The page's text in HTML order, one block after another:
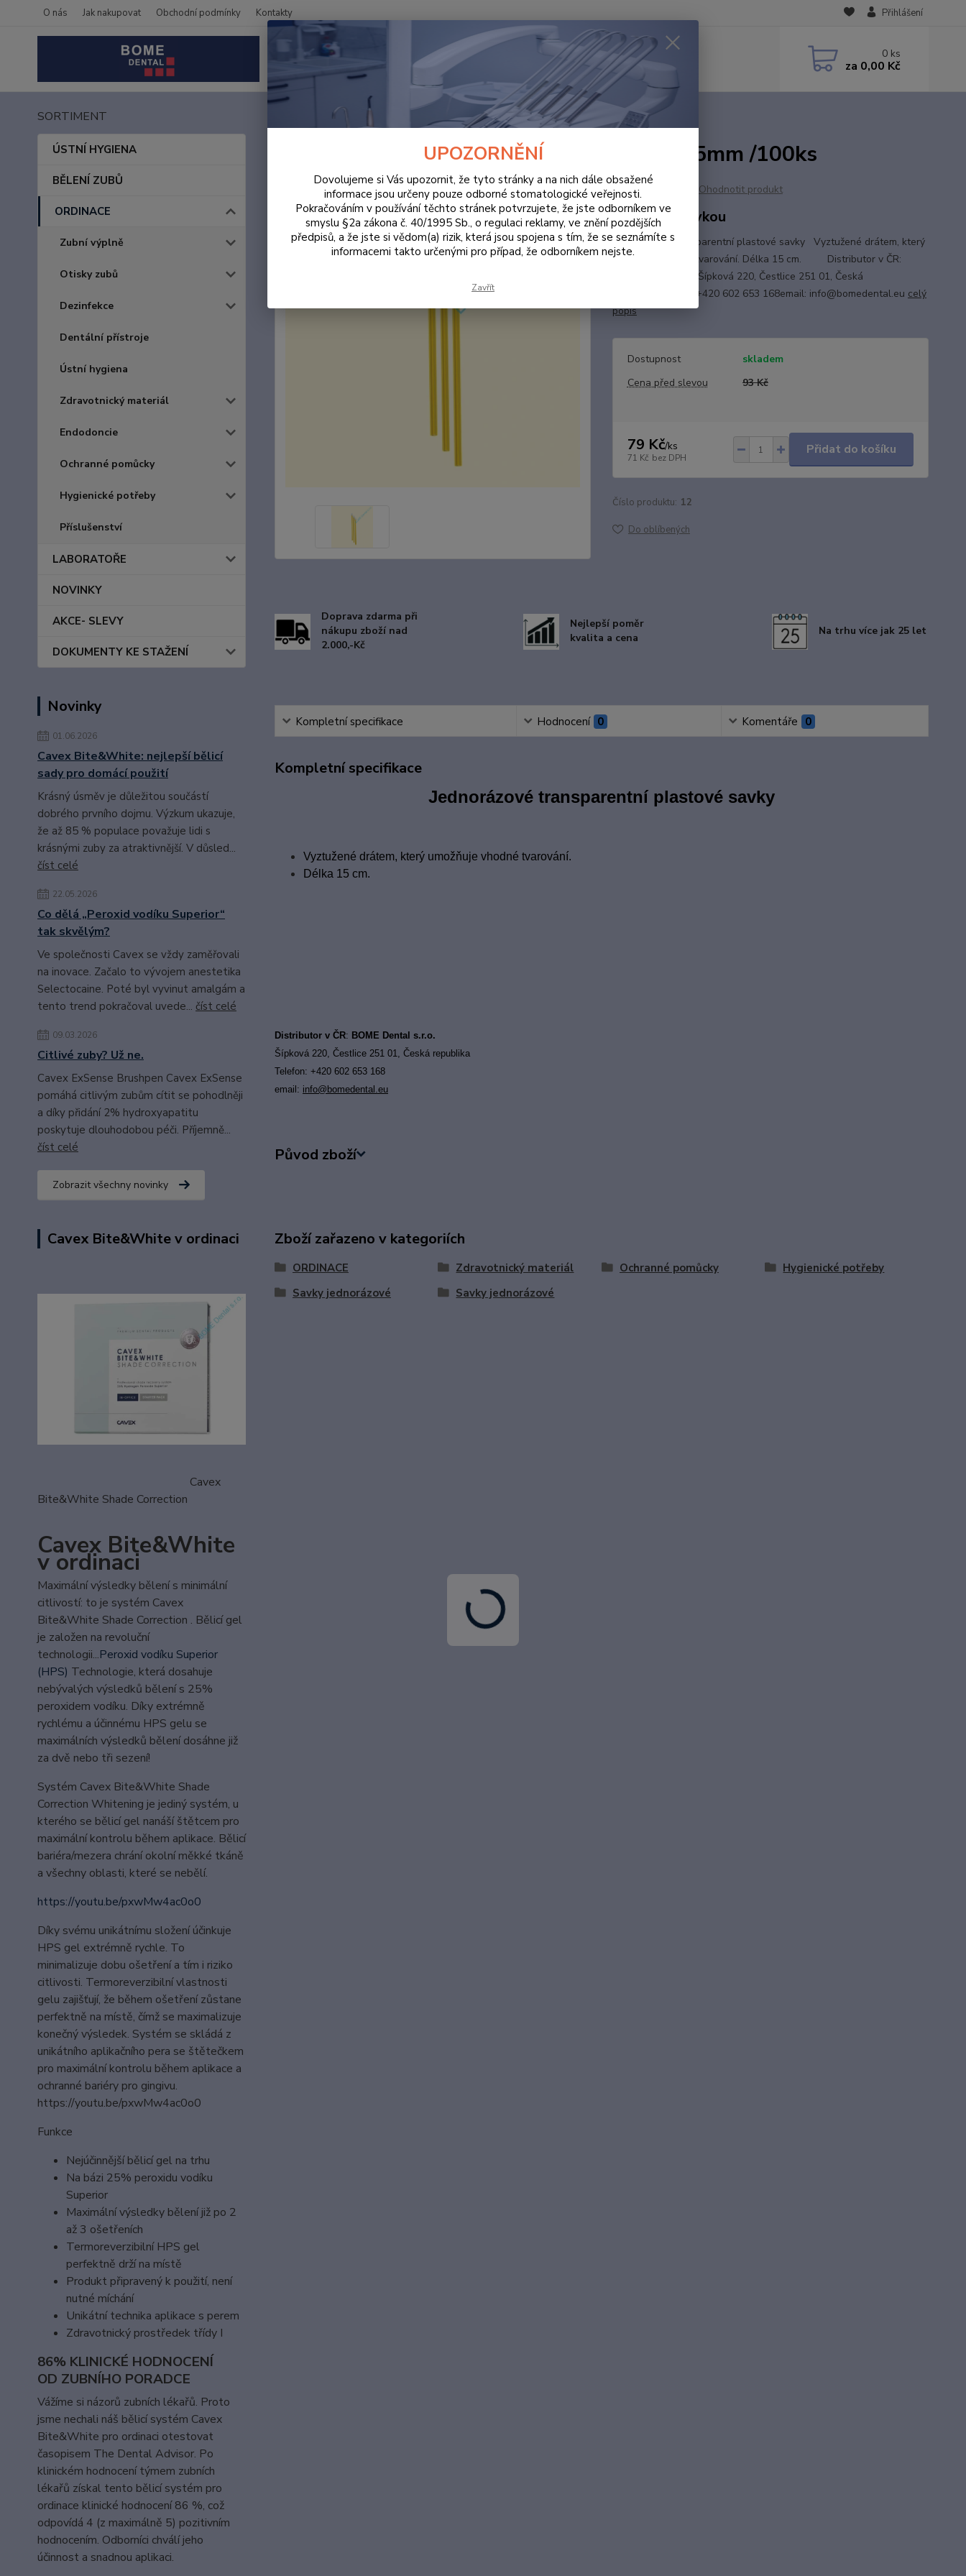
O nás Jak nakupovat Obchodní podmínky Kontakty Přihlášení
0 ks
za 0,00 Kč
SORTIMENT
ÚSTNÍ HYGIENA
BĚLENÍ ZUBŮ
ORDINACE
Zubní výplně
Otisky zubů
Dezinfekce
Dentální přístroje
Ústní hygiena
Zdravotnický materiál
Endodoncie
Ochranné pomůcky
Hygienické potřeby
Příslušenství
LABORATOŘE
NOVINKY
AKCE- SLEVY
DOKUMENTY KE STAŽENÍ
Novinky
01.06.2026
Cavex Bite&White: nejlepší bělicí
sady pro domácí použití
Krásný úsměv je důležitou součástí
dobrého prvního dojmu. Výzkum ukazuje,
že až 85 % populace považuje lidi s
krásnými zuby za atraktivnější. V důsled...
číst celé
22.05.2026
Co dělá „Peroxid vodíku Superior“
tak skvělým?
Ve společnosti Cavex se vždy zaměřovali
na inovace. Začalo to vývojem anestetika
Selectocaine. Poté byl vyvinut amalgám a
tento trend pokračoval uvede... číst celé
09.03.2026
Citlivé zuby? Už ne.
Cavex ExSense Brushpen Cavex ExSense
pomáhá citlivým zubům cítit se pohodlněji
a díky přidání 2% hydroxyapatitu
poskytuje dlouhodobou péči. Příjemně...
číst celé
Zobrazit všechny novinky
Cavex Bite&White v ordinaci
Cavex
Bite&White Shade Correction
Cavex Bite&White
v ordinaci
Maximální výsledky bělení s minimální
citlivostí: to je systém Cavex
Bite&White Shade Correction . Bělicí gel
je založen na revoluční
technologii...Peroxid vodíku Superior
(HPS) Technologie, která dosahuje
nebývalých výsledků bělení s 25%
peroxidem vodíku. Díky extrémně
rychlému a účinnému HPS gelu se
maximálních výsledků bělení dosáhne již
za dvě nebo tři sezení!
Systém Cavex Bite&White Shade
Correction Whitening je jediný systém, u
kterého se bělicí gel nanáší štětcem pro
maximální kontrolu během aplikace. Bělicí
bariéra/mezera chrání okolní měkké tkáně
a všechny oblasti, které se nebělí.
https://youtu.be/pxwMw4ac0o0
Díky svému unikátnímu složení účinkuje
HPS gel extrémně rychle. To
minimalizuje dobu ošetření a tím i riziko
citlivosti. Termoreverzibilní vlastnosti
gelu zajišťují, že během ošetření zůstane
perfektně na místě, čímž se maximalizuje
konečný výsledek. Systém se skládá z
unikátního aplikačního pera se štětečkem
pro maximální kontrolu během aplikace a
ochranné bariéry pro gingivu.
https://youtu.be/pxwMw4ac0o0
Funkce
Nejúčinnější bělicí gel na trhu
Na bázi 25% peroxidu vodíku
Superior
Maximální výsledky bělení již po 2
až 3 ošetřeních
Termoreverzibilní HPS gel
perfektně drží na místě
Produkt připravený k použití, není
nutné míchání
Unikátní technika aplikace s perem
Zdravotnický prostředek třídy I
86% KLINICKÉ HODNOCENÍ
OD ZUBNÍHO PORADCE
Vážíme si názorů zubních lékařů. Proto
jsme nechali náš bělicí systém Cavex
Bite&White pro ordinaci otestovat
časopisem The Dental Advisor. Po
klinickém hodnocení týmem zubních
lékařů získal tento bělicí systém pro
ordinace klinické hodnocení 86 %, což
odpovídá 4 (z maximálně 5) pozitivním
hodnocením. Odborníci chválí jeho
účinnost a snadnou aplikaci.
ORDINACE Savky jednorázové transparentní žluté 155mm /100ks
Savky jednorázové transparentní žluté 155mm /100ks
Ohodnotit produkt
s fixní koncovkou
Jednorázové transparentní plastové savky Vyztužené drátem, který
umožňuje vhodné tvarování. Délka 15 cm. Distributor v ČR:
BOME Dental s.r.o.Šípková 220, Čestlice 251 01, Česká
republikaTelefon: +420 602 653 168email: info@bomedental.eu celý
popis
Dostupnost
skladem
Cena před slevou
93 Kč
79 Kč/ks
71 Kč bez DPH
Přidat do košíku
Číslo produktu: 12
Do oblíbených
Doprava zdarma při
nákupu zboží nad
2.000,-Kč
Nejlepší poměr
kvalita a cena
Na trhu více jak 25 let
Kompletní specifikace Hodnocení 0 Komentáře 0
Kompletní specifikace
Jednorázové transparentní plastové savky
Vyztužené drátem, který umožňuje vhodné tvarování.
Délka 15 cm.
Distributor v ČR: BOME Dental s.r.o.
Šípková 220, Čestlice 251 01, Česká republika
Telefon: +420 602 653 168
email: info@bomedental.eu
Původ zboží
Zboží zařazeno v kategoriích
ORDINACE Zdravotnický materiál Ochranné pomůcky
Hygienické potřeby
Savky jednorázové
Savky jednorázové
UPOZORNĚNÍ
Dovolujeme si Vás upozornit, že tyto stránky a na nich dále obsažené
informace jsou určeny pouze odborné stomatologické veřejnosti.
Pokračováním v používání těchto stránek potvrzujete, že jste odborníkem ve
smyslu §2a zákona č. 40/1995 Sb., o regulaci reklamy, ve znění pozdějších
předpisů, a že jste si vědom(a) rizik, která jsou spojena s tím, že se seznámíte s
informacemi takto určenými pro případ, že odborníkem nejste.
Zavřít